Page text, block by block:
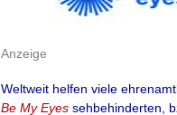
Anzeige
Weltweit helfen viele
Be My Eyes sehbehinderten,